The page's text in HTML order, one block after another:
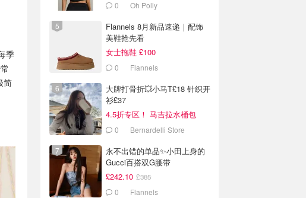
季
简
0 Oh Polly
Flannels 8月新品速递｜配饰
美鞋抢先看
女士拖鞋 £100
0 Flannels
大牌打骨折💥小马T£18 针织开
衫£37
4.5折专区！ 马吉拉水桶包
£4110 Bernardelli Store
永不出错的单品✨小田上身的
Gucci百搭双G腰带
£242.10 £385
0 Flannels